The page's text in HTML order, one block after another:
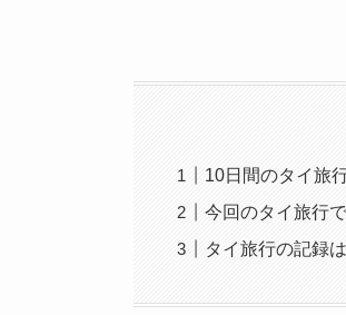
10日間のタイ旅
今回のタイ旅行
タイ旅行の記録